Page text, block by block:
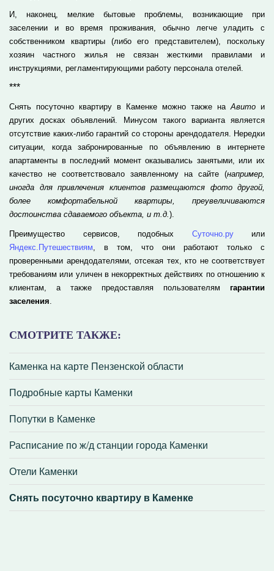
СМОТРИТЕ ТАКЖЕ:
Каменка на карте Пензенской области
Подробные карты Каменки
Попутки в Каменке
Расписание по ж/д станции города Каменки
Отели Каменки
Снять посуточно квартиру в Каменке
И, наконец, мелкие бытовые проблемы, возникающие при
заселении и во время проживания, обычно легче уладить с
собственником квартиры (либо его представителем), поскольку
хозяин частного жилья не связан жесткими правилами и
инструкциями, регламентирующими работу персонала отелей.
***
Снять посуточно квартиру в Каменке можно также наАвито и
других досках объявлений. Минусом такого варианта является
отсутствие каких-либо гарантий со стороны арендодателя. Нередки
ситуации, когда забронированные по объявлению в интернете
апартаменты в последний момент оказывались занятыми, или их
качество не соответствовало заявленному на сайте (например,
иногда для привлечения клиентов размещаются фото другой,
более комфортабельной квартиры, преувеличиваются
достоинства сдаваемого объекта, и т.д.).
Преимущество сервисов, подобных Суточно.руили
Яндекс.Путешествиям, в том, что они работают только с
проверенными арендодателями, отсекая тех, кто не соответствует
требованиям или уличен в некорректных действиях по отношению к
клиентам, а также предоставляя пользователям гарантии
заселения.